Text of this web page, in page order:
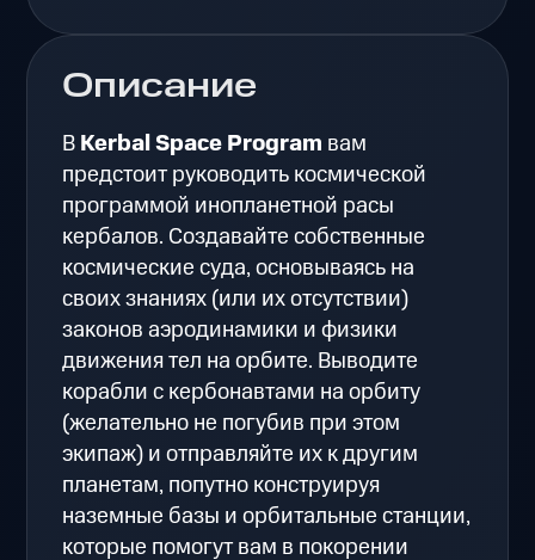
Описание
ВKerbal Space Program вам
предстоит руководить космической
программой инопланетной расы
кербалов. Создавайте собственные
космические суда, основываясь на
своих знаниях (или их отсутствии)
законов аэродинамики и физики
движения тел на орбите. Выводите
корабли с кербонавтами на орбиту
(желательно не погубив при этом
экипаж) и отправляйте их к другим
планетам, попутно конструируя
наземные базы и орбитальные станции,
которые помогут вам в покорении